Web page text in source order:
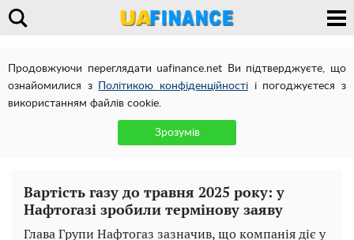
Продовжуючи переглядати uafinance.net Ви підтверджуєте, що
ознайомилися з
Політикою конфіденційності і погоджуєтеся з
використанням файлів cookie.
Зрозумів
Вартість газу до травня 2025 року: у
Нафтогазі зробили термінову заяву
Глава Групи Нафтогаз зазначив, що компанія діє у